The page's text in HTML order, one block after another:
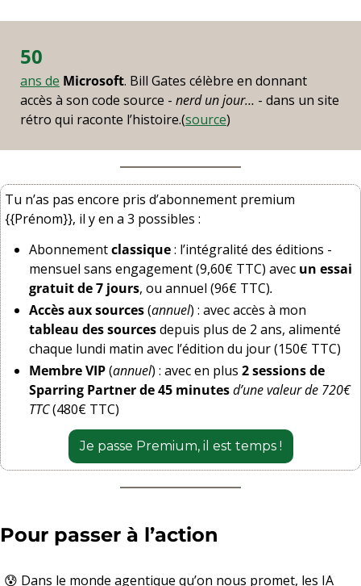
50
ans de Microsoft. Bill Gates célèbre en donnant
accès à son code source - nerd un jour… - dans un site
rétro qui raconte l’histoire.(source)
Tu n’as pas encore pris d’abonnement premium
{{Prénom}}, il y en a 3 possibles :
Abonnement classique : l’intégralité des éditions -
mensuel sans engagement (9,60€ TTC) avec un essai
gratuit de 7 jours, ou annuel (96€ TTC).
Accès aux sources (annuel
tableau des sources depuis plus de 2 ans, alimenté
chaque lundi matin avec l’édition du jour (150€ TTC)
Membre VIP (annuel) : avec en plus 2 sessions de
Sparring Partner de 45 minutesd’une valeur de 720€
TTC (480€ TTC)
Je passe Premium, il est temps !
Pour passer à l’action
😰 Dans le monde agentique qu’on nous promet, les IA